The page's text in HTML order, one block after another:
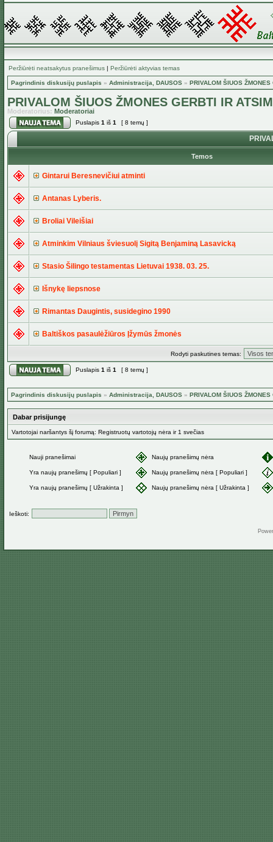
Peržiūrėti neatsakytus pranešimus | Peržiūrėti aktyvias temas
Pagrindinis diskusijų puslapis » Administracija, DAUSOS » PRIVALOM ŠIUOS ŽMONES
PRIVALOM ŠIUOS ŽMONES GERBTI IR
Moderatorius: Moderatoriai
Puslapis 1 iš 1 [ 8 temų ]
Temos
Gintarui Beresnevičiui atminti
Antanas Lyberis.
Broliai Vileišiai
Atminkim Vilniaus šviesuolį Sigitą Benjaminą Lasavicką
Stasio Šilingo testamentas Lietuvai 1938. 03. 25.
Išnykę liepsnose
Rimantas Daugintis, susidegino 1990
Baltiškos pasaulėžiūros Įžymūs žmonės
Rodyti paskutines temas:
Puslapis 1 iš 1 [ 8 temų ]
Pagrindinis diskusijų puslapis » Administracija, DAUSOS » PRIVALOM ŠIUOS ŽMONES
Dabar prisijungę
Vartotojai naršantys šį forumą: Registruotų vartotojų nėra ir 1 svečias
Nauji pranešimai Naujų pranešimų nėra
Yra naujų pranešimų [ Populiari ] Naujų pranešimų nėra [ Populiari ]
Yra naujų pranešimų [ Užrakinta ] Naujų pranešimų nėra [ Užrakinta ]
Ieškoti: